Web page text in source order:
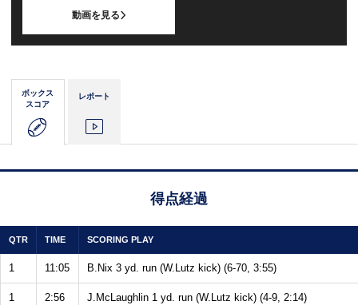
動画を見る
ボックス
スコア
レポート
得点経過
QTR TIME SCORING PLAY
1 11:05 B.Nix 3 yd. run (W.Lutz kick) (6-70, 3:55)
1 2:56 J.McLaughlin 1 yd. run (W.Lutz kick) (4-9, 2:14)